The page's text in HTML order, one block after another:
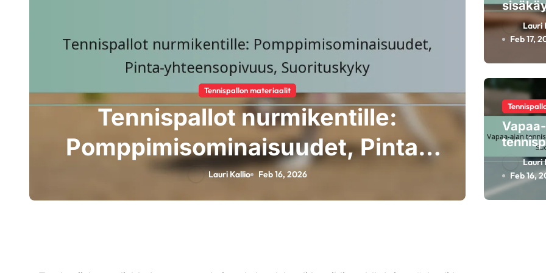
Tennispallon materiaalit
Tennispallot savikentille: Pinta-
interaktio, Pelattavuus, Kestävyys
Lauri Kallio Feb 16, 2026
Pinta-
Lauri
Feb 17,
Lauri
Feb 16,